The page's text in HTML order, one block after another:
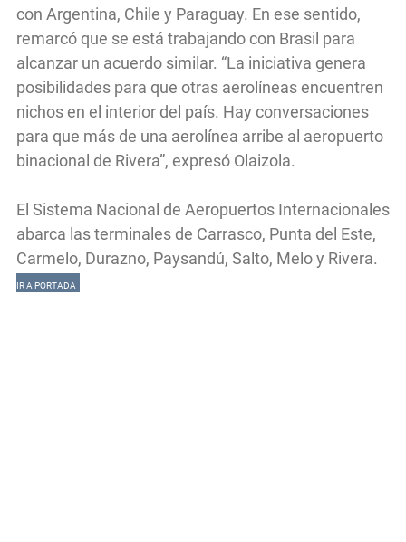
con Argentina, Chile y Paraguay. En ese sentido,
remarcó que se está trabajando con Brasil para
alcanzar un acuerdo similar. “La iniciativa genera
posibilidades para que otras aerolíneas encuentren
nichos en el interior del país. Hay conversaciones
para que más de una aerolínea arribe al aeropuerto
binacional de Rivera”, expresó Olaizola.
El Sistema Nacional de Aeropuertos Internacionales
abarca las terminales de Carrasco, Punta del Este,
Carmelo, Durazno, Paysandú, Salto, Melo y Rivera.
IR A PORTADA